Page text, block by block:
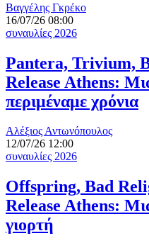
Βαγγέλης Γκρέκο
16/07/26 08:00
συναυλίες 2026
Pantera, Trivium,
Release Athens:
περιμέναμε χρόνια
Αλέξιος Αντωνόπουλος
12/07/26 12:00
συναυλίες 2026
Offspring, Bad
Release Athens:
γιορτή